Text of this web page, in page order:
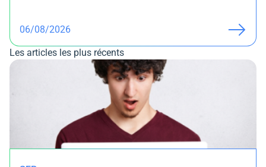
06/08/2026
Les articles les plus récents